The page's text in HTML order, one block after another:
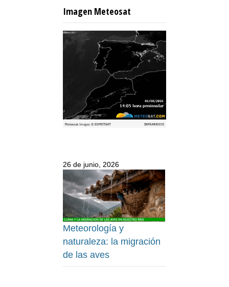
Imagen Meteosat
26 de junio, 2026
Meteorología y
naturaleza: la migración
de las aves